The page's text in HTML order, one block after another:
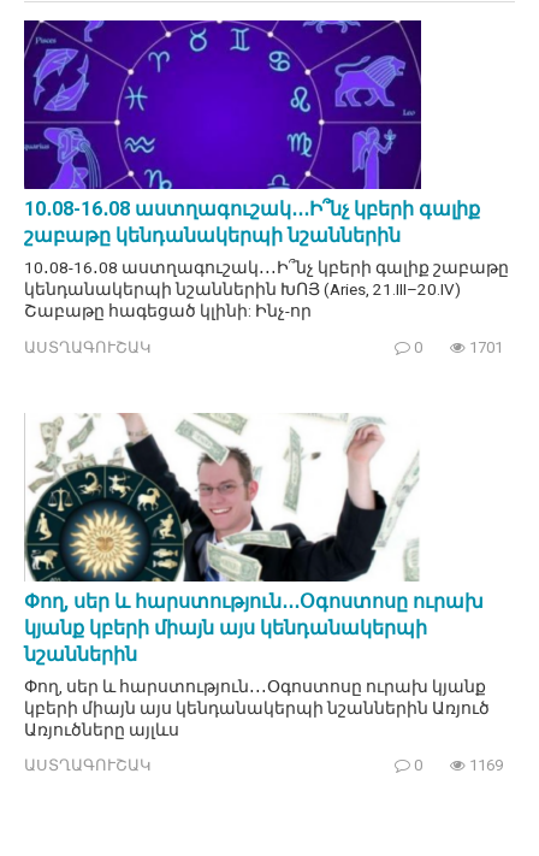
10․08-16․08 աստղագուշակ․․․Ի՞նչ կբերի գալիք
շաբաթը կենդանակերպի նշաններին
10․08-16․08 աստղագուշակ․․․Ի՞նչ կբերի գալիք շաբաթը
կենդանակերպի նշաններին ԽՈՅ (Aries, 21.III–20.IV)
Շաբաթը հագեցած կլինի: Ինչ-որ
ԱՍՏՂԱԳՈՒՇԱԿ 0 1701
Փող, սեր և հարստություն․․․Օգոստոսը ուրախ
կյանք կբերի միայն այս կենդանակերպի
նշաններին
Փող, սեր և հարստություն․․․Օգոստոսը ուրախ կյանք
կբերի միայն այս կենդանակերպի նշաններին Առյուծ
Առյուծները այլևս
ԱՍՏՂԱԳՈՒՇԱԿ 0 1169